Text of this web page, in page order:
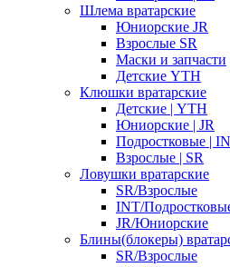
Шлема вратарские
Юниорские JR
Взрослые SR
Маски и запчасти
Детские YTH
Клюшки вратарские
Детские | YTH
Юниорские | JR
Подростковые |
Взрослые | SR
Ловушки вратарские
SR/Взрослые
INT/
JR/Юниорские
Блины(блокеры)
SR/Взрослые